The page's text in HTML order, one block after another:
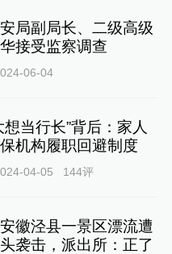
局副局长、二级高级
接受监察调查
06-04
想当行长”背后：家人
机构履职回避制度
04-05 144评
徽泾县一景区漂流遭
袭击，派出所：正了